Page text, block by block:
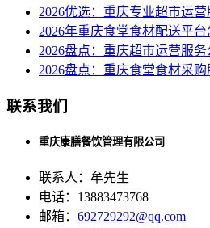
2026优选：重庆专业超市运
2026年重庆食堂食材配送平
2026盘点：重庆超市运营服
2026盘点：重庆食堂食材采
联系我们
重庆康膳餐饮管理有限公司
联系人：牟先生
电话：13883473768
邮箱： 692729292@qq.com